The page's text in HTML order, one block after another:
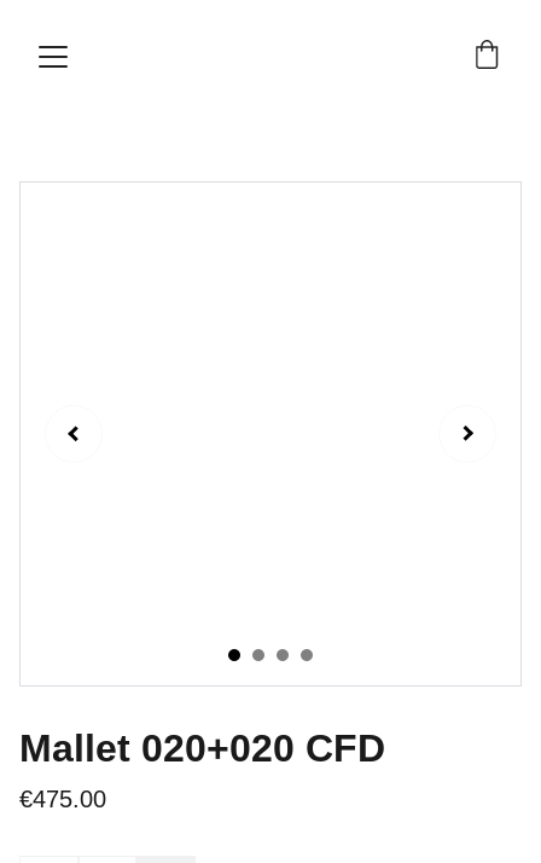
Mallet 020+020 CFD
€475.00